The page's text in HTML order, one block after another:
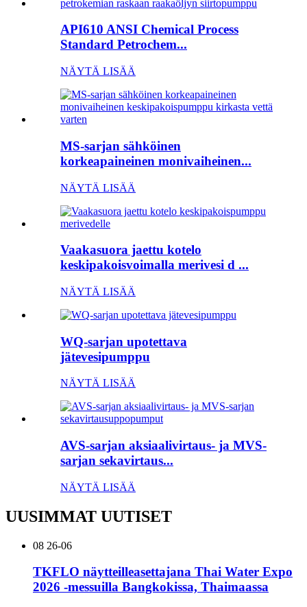
API610 ANSI Chemical Process
Standard Petrochem...
NÄYTÄ LISÄÄ
MS-sarjan sähköinen
korkeapaineinen monivaiheinen...
NÄYTÄ LISÄÄ
Vaakasuora jaettu kotelo
keskipakoisvoimalla merivesi d ...
NÄYTÄ LISÄÄ
WQ-sarjan upotettava
jätevesipumppu
NÄYTÄ LISÄÄ
AVS-sarjan aksiaalivirtaus- ja MVS-
sarjan sekavirtaus...
NÄYTÄ LISÄÄ
UUSIMMAT UUTISET
08 26-06
TKFLO näytteilleasettajana Thai Water Expo
2026 -messuilla Bangkokissa, Thaimaassa